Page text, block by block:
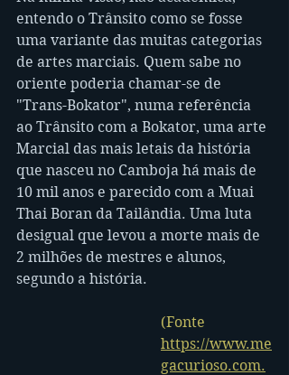
entendo o Trânsito como se fosse
uma variante das muitas categorias
de artes marciais. Quem sabe no
oriente poderia chamar-se de
"Trans-Bokator", numa referência
ao Trânsito com a Bokator, uma arte
Marcial das mais letais da história
que nasceu no Camboja há mais de
10 mil anos e parecido com a Muai
Thai Boran da Tailândia. Uma luta
desigual que levou a morte mais de
2 milhões de mestres e alunos,
segundo a história.
(Fonte
https://www.me
gacurioso.com.